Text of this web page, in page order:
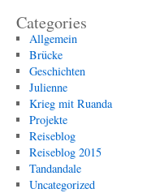
Categories
Allgemein
Brücke
Geschichten
Julienne
Krieg mit Ruanda
Projekte
Reiseblog
Reiseblog 2015
Tandandale
Uncategorized